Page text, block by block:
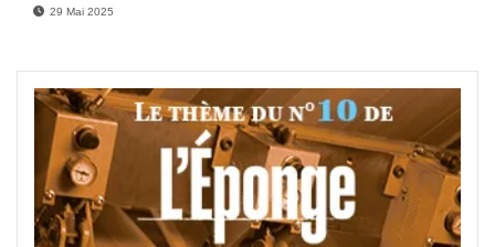
29 Mai 2025